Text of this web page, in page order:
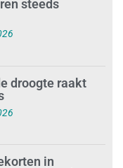
steeds
droogte raakt
in